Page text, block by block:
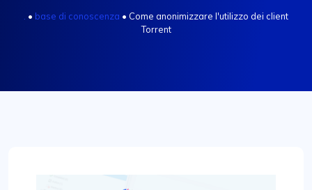
• base di conoscenza • Come anonimizzare l'utilizzo dei client
Torrent